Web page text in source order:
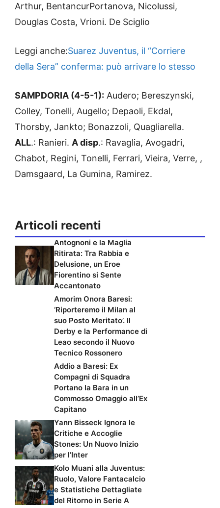
Arthur, BentancurPortanova, Nicolussi,
Douglas Costa, Vrioni. De Sciglio
Leggi anche:Suarez Juventus, il “Corriere
della Sera” conferma: può arrivare lo stesso
SAMPDORIA (4-5-1): Audero; Bereszynski,
Colley, Tonelli, Augello; Depaoli, Ekdal,
Thorsby, Jankto; Bonazzoli, Quagliarella.
ALL.: Ranieri. A disp.: Ravaglia, Avogadri,
Chabot, Regini, Tonelli, Ferrari, Vieira, Verre, ,
Damsgaard, La Gumina, Ramirez.
Articoli recenti
Antognoni e la Maglia
Ritirata: Tra Rabbia e
Delusione, un Eroe
Fiorentino si Sente
Accantonato
Amorim Onora Baresi:
‘Riporteremo il Milan al
suo Posto Meritato’. Il
Derby e la Performance di
Leao secondo il Nuovo
Tecnico Rossonero
Addio a Baresi: Ex
Compagni di Squadra
Portano la Bara in un
Commosso Omaggio all’Ex
Capitano
Yann Bisseck Ignora le
Critiche e Accoglie
Stones: Un Nuovo Inizio
per l’Inter
Kolo Muani alla Juventus:
Ruolo, Valore Fantacalcio
e Statistiche Dettagliate
del Ritorno in Serie A